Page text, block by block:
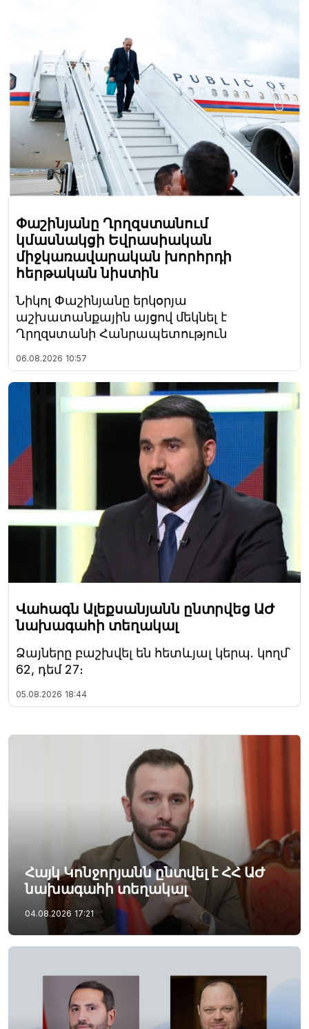
Փաշինյանը Ղրղզստանում
կմասնակցի Եվրասիական
միջկառավարական խորհրդի
հերթական նիստին
Նիկոլ Փաշինյանը երկօրյա
աշխատանքային այցով մեկնել է
Ղրղզստանի Հանրապետություն
06.08.2026 10:57
Վահագն Ալեքսանյանն ընտրվեց ԱԺ
նախագահի տեղակալ
Ձայները բաշխվել են հետևյալ կերպ. կողմ՝
62, դեմ 27։
05.08.2026 18:44
Հայկ Կոնջորյանն ընտվել է ՀՀ ԱԺ
նախագահի տեղակալ
04.08.2026 17:21